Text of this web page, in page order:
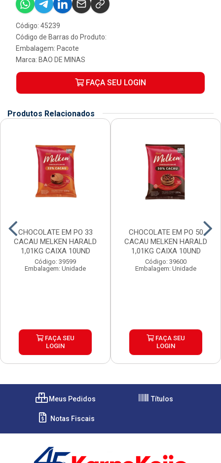
Código: 45239
Código de Barras do Produto:
Embalagem: Pacote
Marca: BAO DE MINAS
FAÇA SEU LOGIN
Produtos Relacionados
CHOCOLATE EM PO 33
CACAU MELKEN HARALD
1,01KG CAIXA 10UND
Código: 39599
Embalagem: Unidade
FAÇA SEU
LOGIN
CHOCOLATE EM PO 50
CACAU MELKEN HARALD
1,01KG CAIXA 10UND
Código: 39600
Embalagem: Unidade
FAÇA SEU
LOGIN
Meus Pedidos Títulos
Notas Fiscais